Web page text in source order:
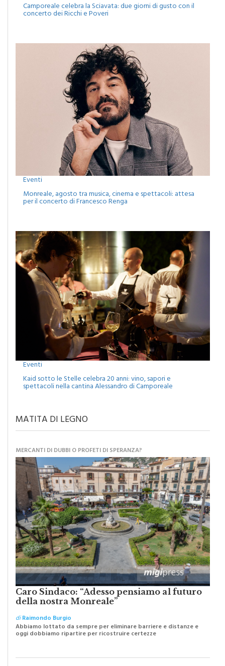
Camporeale celebra la Sciavata: due giorni di gusto con il
concerto dei Ricchi e Poveri
Eventi
Monreale, agosto tra musica, cinema e spettacoli: attesa
per il concerto di Francesco Renga
Eventi
Kaid sotto le Stelle celebra 20 anni: vino, sapori e
spettacoli nella cantina Alessandro di Camporeale
MATITA DI LEGNO
MERCANTI DI DUBBI O PROFETI DI SPERANZA?
Caro Sindaco: “Adesso pensiamo al futuro
della nostra Monreale”
diRaimondo Burgio
Abbiamo lottato da sempre per eliminare barriere e distanze e
oggi dobbiamo ripartire per ricostruire certezze